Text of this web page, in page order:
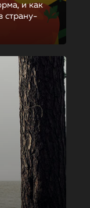
и как
страну-